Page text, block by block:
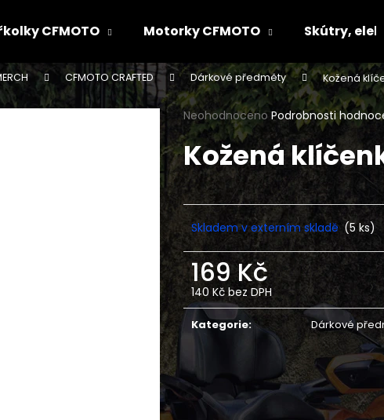
CFMOTO Motorky CFMOTO Skútry,
CFMOTO CRAFTED Dárkové předměty Kožená
Průměrné
hodnocení
produktu
je
0,0
z
5
hvězdiček.
Neohodnoceno Podrobnosti
Kožená
Skladem v externím skladě (5 ks)
169 Kč
140 Kč bez DPH
Měrná
cena:
Kategorie: Dárkové
Co potřebujete najít?
HLEDAT
Doporučujeme
NF 2210 TEXTILNÍ
ŠEDO ZELENÝ REFLEX
2 720 Kč